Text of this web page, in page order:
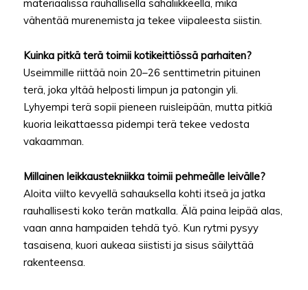
materiaalissa rauhallisella sahaliikkeellä, mikä
vähentää murenemista ja tekee viipaleesta siistin.
Kuinka pitkä terä toimii kotikeittiössä parhaiten?
Useimmille riittää noin 20–26 senttimetrin pituinen
terä, joka yltää helposti limpun ja patongin yli.
Lyhyempi terä sopii pieneen ruisleipään, mutta pitkiä
kuoria leikattaessa pidempi terä tekee vedosta
vakaamman.
Millainen leikkaustekniikka toimii pehmeälle leivälle?
Aloita viilto kevyellä sahauksella kohti itseä ja jatka
rauhallisesti koko terän matkalla. Älä paina leipää alas,
vaan anna hampaiden tehdä työ. Kun rytmi pysyy
tasaisena, kuori aukeaa siististi ja sisus säilyttää
rakenteensa.